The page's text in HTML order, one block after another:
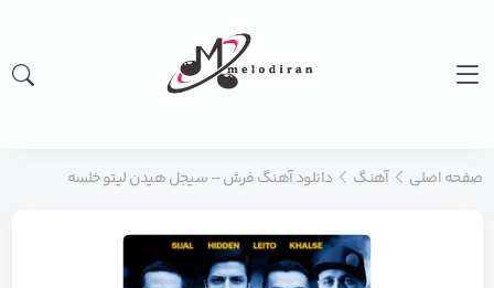
صفحه اصلی آهنگ دانلود آهنگ فرش – سیجل هیدن لیتو خلسه